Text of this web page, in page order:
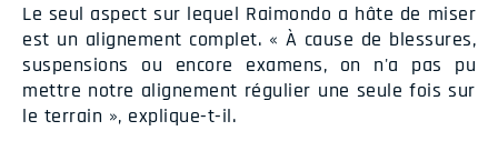
Le seul aspect sur lequel Raimondo a hâte de miser
est un alignement complet. « À cause de blessures,
suspensions ou encore examens, on n'a pas pu
mettre notre alignement régulier une seule fois sur
le terrain », explique-t-il.